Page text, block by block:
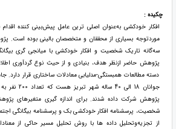
چکیده :
افکار خودکشی به‌عنوان اصلی ترین عامل پیش‌بینی کننده
موردتوجه بسیاری از محققان و متخصصان بالینی بوده است.
سه‌گانه تاریک شخصیت و افکار خودکشی با میانجی گری
پژوهش حاضر ازنظر هدف، بنیادی و از حیث نوع گردآوری
دسته مطالعات همبستگی-مدلیابی معادلات ساختاری قرار دارد.
جوانان 18
پژوهش شرکت داده شدند. برای اندازه گیری متغیرهای
شخصیت، پرسشنامه افکار خودکشی بک و پرسشنامه بیگانگی
از تجزیه‌وتحلیل داده ها با روش تحلیل مسیر حاکی از